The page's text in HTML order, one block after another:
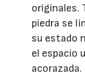
originales.
piedra se
su estado
el espacio
acorazada.